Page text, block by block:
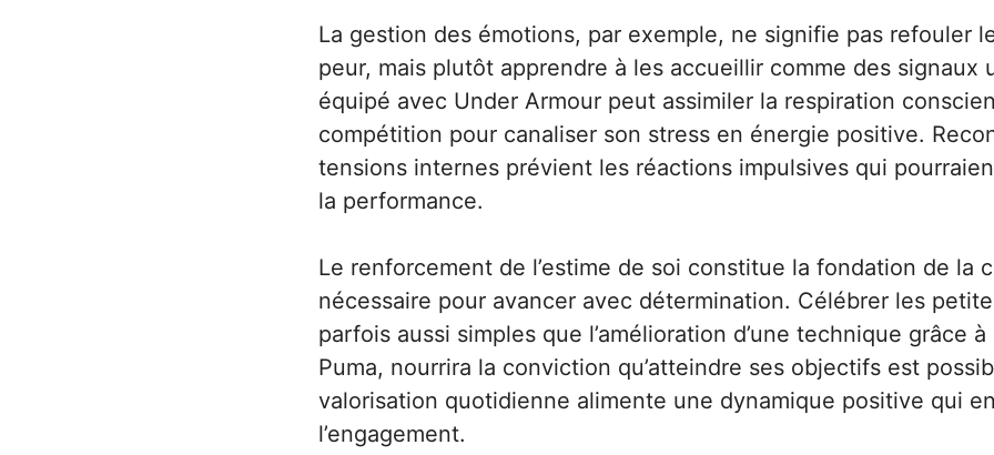
La gestion des émotions, par exemple, ne signifie pas refouler
peur, mais plutôt apprendre à les accueillir comme des signaux
équipé avec Under Armour peut assimiler la respiration
compétition pour canaliser son stress en énergie positive.
tensions internes prévient les réactions impulsives qui
la performance.
Le renforcement de l’estime de soi constitue la fondation de la
nécessaire pour avancer avec détermination. Célébrer les
parfois aussi simples que l’amélioration d’une technique grâce
Puma, nourrira la conviction qu’atteindre ses objectifs est
valorisation quotidienne alimente une dynamique positive qui
l’engagement.